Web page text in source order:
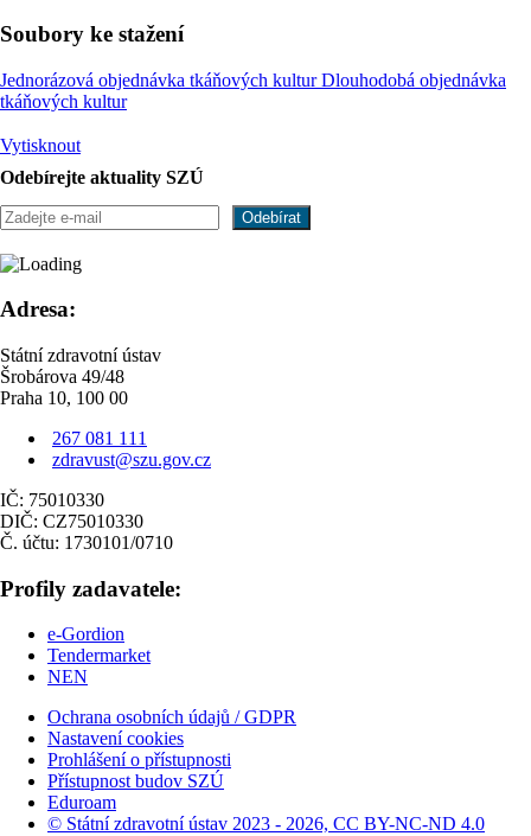
Soubory ke stažení
Jednorázová objednávka tkáňových kultur Dlouhodobá objednávka
tkáňových kultur
Vytisknout
Odebírejte aktuality SZÚ
Adresa:
Státní zdravotní ústav
Šrobárova 49/48
Praha 10, 100 00
267 081 111
zdravust@szu.gov.cz
IČ: 75010330
DIČ: CZ75010330
Č. účtu: 1730101/0710
Profily zadavatele:
e-Gordion
Tendermarket
NEN
Ochrana osobních údajů / GDPR
Nastavení cookies
Prohlášení o přístupnosti
Přístupnost budov SZÚ
Eduroam
© Státní zdravotní ústav 2023 - 2026, CC BY-NC-ND 4.0